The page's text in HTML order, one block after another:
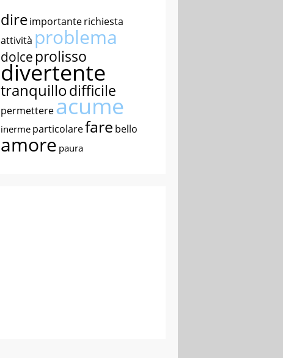
direimportanterichiesta
attività problema
dolce prolisso
divertente
tranquillodifficile
permettereacume
inerme particolarefare bello
amore paura